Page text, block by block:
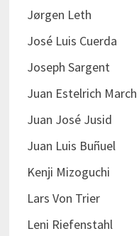
Jørgen Leth
José Luis Cuerda
Joseph Sargent
Juan Estelrich March
Juan José Jusid
Juan Luis Buñuel
Kenji Mizoguchi
Lars Von Trier
Leni Riefenstahl